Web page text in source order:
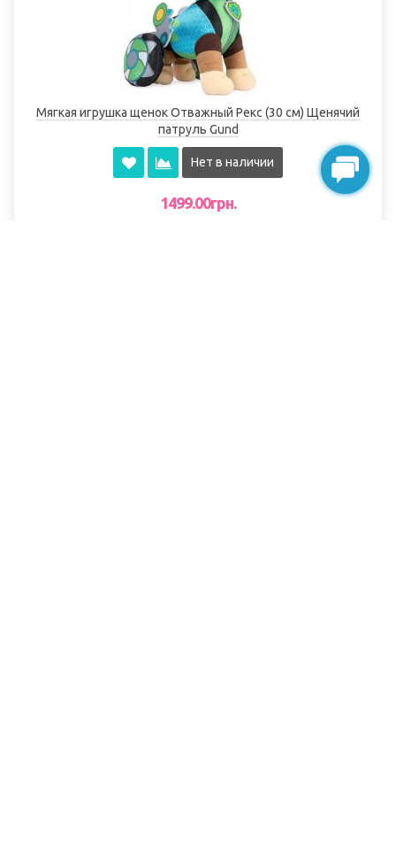
Мягкая игрушка щенок Отважный Рекс (30 см) Щенячий
патруль Gund
Нет в наличии
1499.00грн.